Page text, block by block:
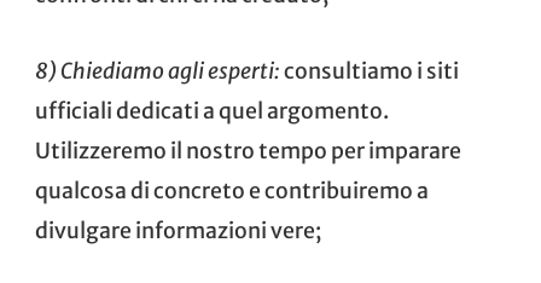
8) Chiediamo agli esperti:consultiamo i siti
ufficiali dedicati a quel argomento.
Utilizzeremo il nostro tempo per imparare
qualcosa di concreto e contribuiremo a
divulgare informazioni vere;